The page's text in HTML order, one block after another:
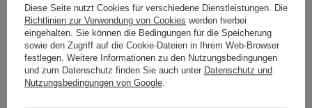
Diese Seite nutzt Cookies für verschiedene Dienstleistungen. Die
Richtlinien zur Verwendung von Cookies werden hierbei
eingehalten. Sie können die Bedingungen für die Speicherung
sowie den Zugriff auf die Cookie-Dateien in Ihrem Web-Browser
festlegen. Weitere Informationen zu den Nutzungsbedingungen
und zum Datenschutz finden Sie auch unter Datenschutz und
Nutzungsbedingungen von Google